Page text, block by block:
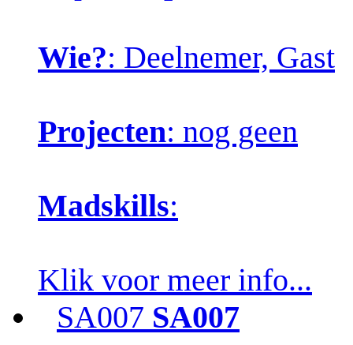
Wie?: Deelnemer, Gast
Projecten: nog geen
Madskills:
Klik voor meer info...
SA007 SA007